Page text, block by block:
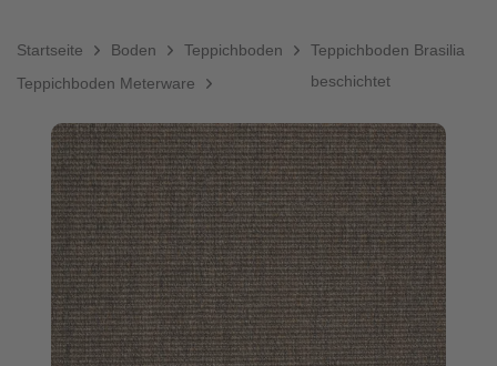
Startseite Boden
Teppichboden
Teppichboden Meterware
Teppichboden Brasilia
beschichtet